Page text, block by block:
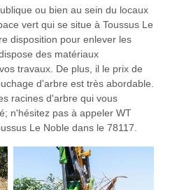
ou bien au sein du locaux
vert qui se situe à Toussus Le
disposition pour enlever les
des matériaux
travaux. De plus, il le prix de
d'arbre est très abordable.
racines d'arbre qui vous
n'hésitez pas à appeler WT
Le Noble dans le 78117.